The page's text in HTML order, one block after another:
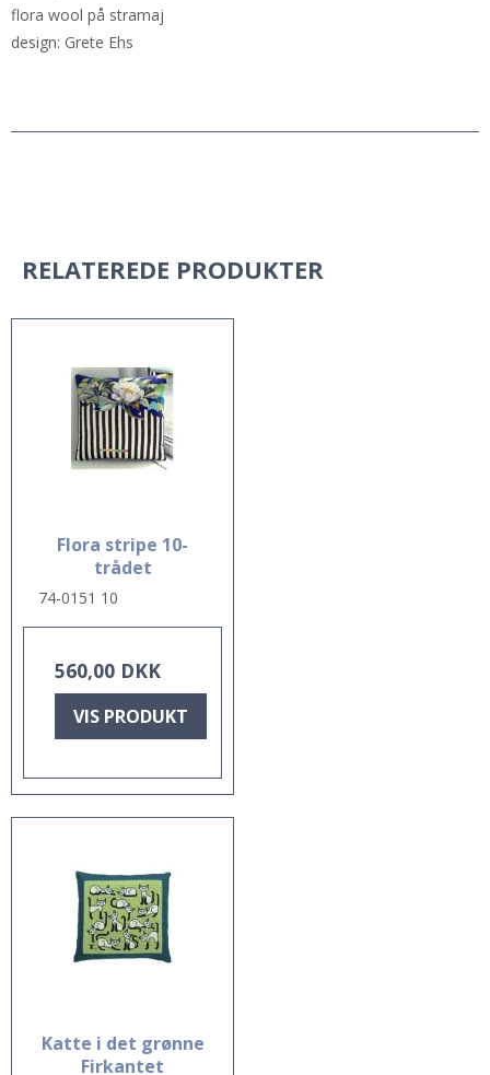
flora wool på stramaj
design: Grete Ehs
RELATEREDE PRODUKTER
Flora stripe 10-
trådet
74-0151 10
560,00 DKK
VIS PRODUKT
Katte i det grønne
Firkantet